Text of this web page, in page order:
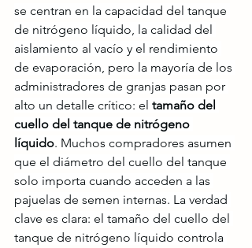
se centran en la capacidad del tanque
de nitrógeno líquido, la calidad del
aislamiento al vacío y el rendimiento
de evaporación, pero la mayoría de los
administradores de granjas pasan por
alto un detalle crítico: el tamaño del
cuello del tanque de nitrógeno
líquido. Muchos compradores asumen
que el diámetro del cuello del tanque
solo importa cuando acceden a las
pajuelas de semen internas. La verdad
clave es clara: el tamaño del cuello del
tanque de nitrógeno líquido controla